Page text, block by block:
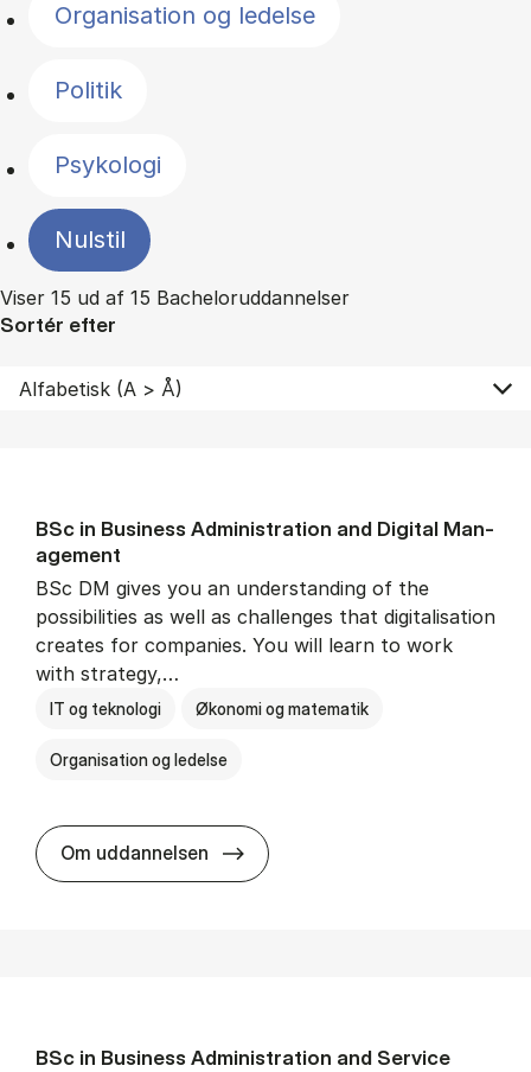
Organisation og ledelse
Politik
Psykologi
Nulstil
Viser 15 ud af 15 Bacheloruddannelser
Sortér efter
BSc in Busi­ness Ad­min­is­tra­tion and Di­git­al Man­
age­ment
BSc DM gives you an understanding of the
possibilities as well as challenges that digitalisation
creates for companies. You will learn to work
with strategy,…
IT og teknologi Økonomi og matematik
Organisation og ledelse
Om uddannelsen BSc in Busi­ness Ad­min­is­tra­tion
BSc in Busi­ness Ad­min­is­tra­tion and Ser­vice